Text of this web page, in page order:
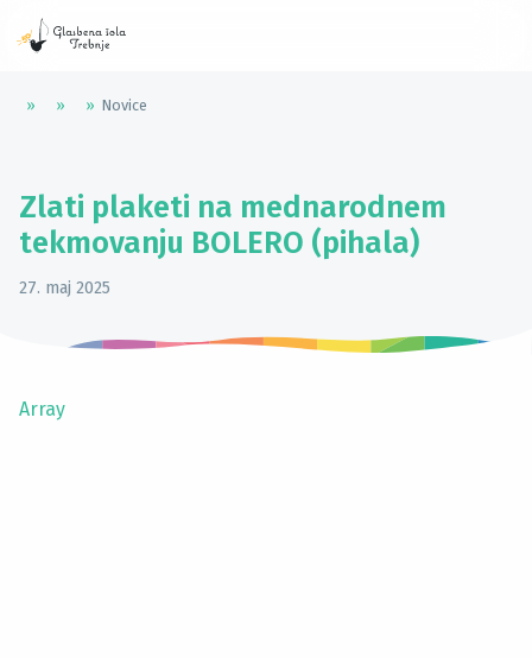
» » » Novice
Zlati plaketi na mednarodnem
tekmovanju BOLERO (pihala)
27. maj 2025
Array